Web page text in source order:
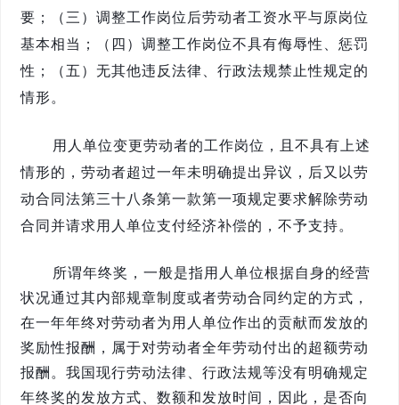
要；（三）调整工作岗位后劳动者工资水平与原岗位
基本相当；（四）调整工作岗位不具有侮辱性、惩罚
性；（五）无其他违反法律、行政法规禁止性规定的
情形。
用人单位变更劳动者的工作岗位，且不具有上述
情形的，劳动者超过一年未明确提出异议，后又以劳
动合同法第三十八条第一款第一项规定要求解除劳动
合同并请求用人单位支付经济补偿的，不予支持。
所谓年终奖，一般是指用人单位根据自身的经营
状况通过其内部规章制度或者劳动合同约定的方式，
在一年年终对劳动者为用人单位作出的贡献而发放的
奖励性报酬，属于对劳动者全年劳动付出的超额劳动
报酬。我国现行劳动法律、行政法规等没有明确规定
年终奖的发放方式、数额和发放时间，因此，是否向